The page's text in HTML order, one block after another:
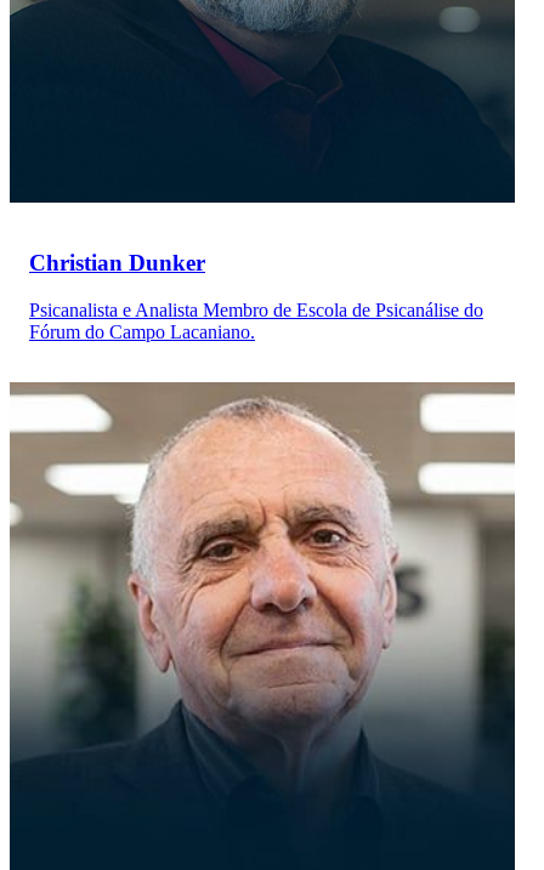
Christian Dunker
Psicanalista e Analista Membro de Escola de Psicanálise do
Fórum do Campo Lacaniano.